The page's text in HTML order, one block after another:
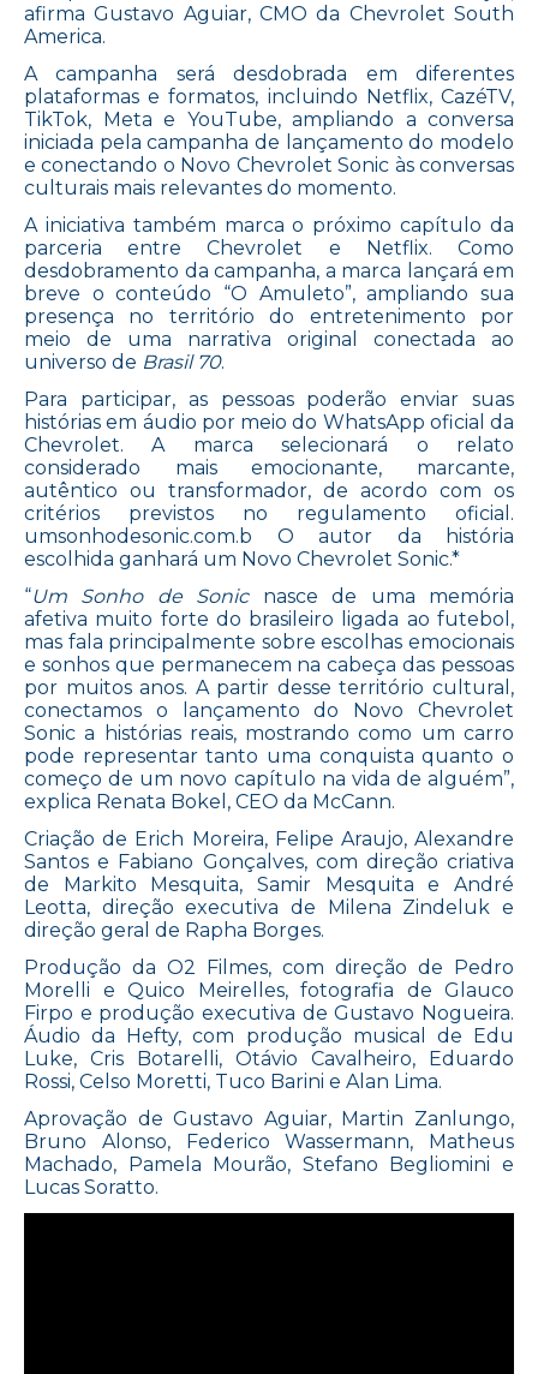
afirma Gustavo Aguiar, CMO da Chevrolet South
America.
A campanha será desdobrada em diferentes
plataformas e formatos, incluindo Netflix, CazéTV,
TikTok, Meta e YouTube, ampliando a conversa
iniciada pela campanha de lançamento do modelo
e conectando o Novo Chevrolet Sonic às conversas
culturais mais relevantes do momento.
A iniciativa também marca o próximo capítulo da
parceria entre Chevrolet e Netflix. Como
desdobramento da campanha, a marca lançará em
breve o conteúdo “O Amuleto”, ampliando sua
presença no território do entretenimento por
meio de uma narrativa original conectada ao
universo de Brasil 70.
Para participar, as pessoas poderão enviar suas
histórias em áudio por meio do WhatsApp oficial da
Chevrolet. A marca selecionará o relato
considerado mais emocionante, marcante,
autêntico ou transformador, de acordo com os
critérios previstos no regulamento oficial.
umsonhodesonic.com.b O autor da história
escolhida ganhará um Novo Chevrolet Sonic.*
“Um Sonho de Sonic nasce de uma memória
afetiva muito forte do brasileiro ligada ao futebol,
mas fala principalmente sobre escolhas emocionais
e sonhos que permanecem na cabeça das pessoas
por muitos anos. A partir desse território cultural,
conectamos o lançamento do Novo Chevrolet
Sonic a histórias reais, mostrando como um carro
pode representar tanto uma conquista quanto o
começo de um novo capítulo na vida de alguém”,
explica Renata Bokel, CEO da McCann.
Criação de Erich Moreira, Felipe Araujo, Alexandre
Santos e Fabiano Gonçalves, com direção criativa
de Markito Mesquita, Samir Mesquita e André
Leotta, direção executiva de Milena Zindeluk e
direção geral de Rapha Borges.
Produção da O2 Filmes, com direção de Pedro
Morelli e Quico Meirelles, fotografia de Glauco
Firpo e produção executiva de Gustavo Nogueira.
Áudio da Hefty, com produção musical de Edu
Luke, Cris Botarelli, Otávio Cavalheiro, Eduardo
Rossi, Celso Moretti, Tuco Barini e Alan Lima.
Aprovação de Gustavo Aguiar, Martin Zanlungo,
Bruno Alonso, Federico Wassermann, Matheus
Machado, Pamela Mourão, Stefano Begliomini e
Lucas Soratto.